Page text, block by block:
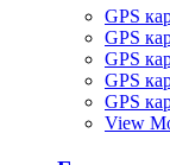
GPS
GPS
GPS
GPS
GPS
View